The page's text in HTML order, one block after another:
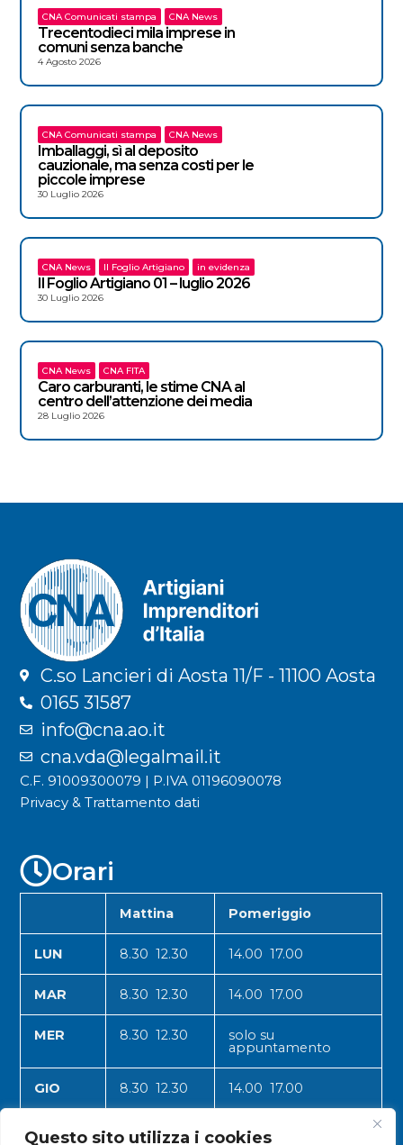
Questo sito utilizza i cookies
CNA Comunicati stampa CNA News
Trecentodieci mila imprese in
comuni senza banche
4 Agosto 2026
CNA Comunicati stampa CNA News
Imballaggi, sì al deposito
cauzionale, ma senza costi per le
piccole imprese
30 Luglio 2026
CNA News Il Foglio Artigiano in evidenza
Il Foglio Artigiano 01 – luglio 2026
30 Luglio 2026
CNA News CNA FITA
Caro carburanti, le stime CNA al
centro dell’attenzione dei media
28 Luglio 2026
C.so Lancieri di Aosta 11/F - 11100 Aosta
0165 31587
info@cna.ao.it
cna.vda@legalmail.it
C.F. 91009300079 | P.IVA 01196090078
Privacy & Trattamento dati
Orari
Mattina Pomeriggio
LUN 8.30 12.30 14.00 17.00
MAR 8.30 12.30 14.00 17.00
MER 8.30 12.30 solo su
appuntamento
GIO 8.30 12.30 14.00 17.00
VEN 8.30 12.30 14.00 17.00